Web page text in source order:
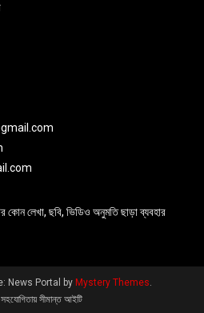
লেখা, ছবি, ভিডিও অনুমতি ছাড়া ব্যবহার
News Portal by Mystery Themes.
সহযোগিতায় সীমান্ত আইটি